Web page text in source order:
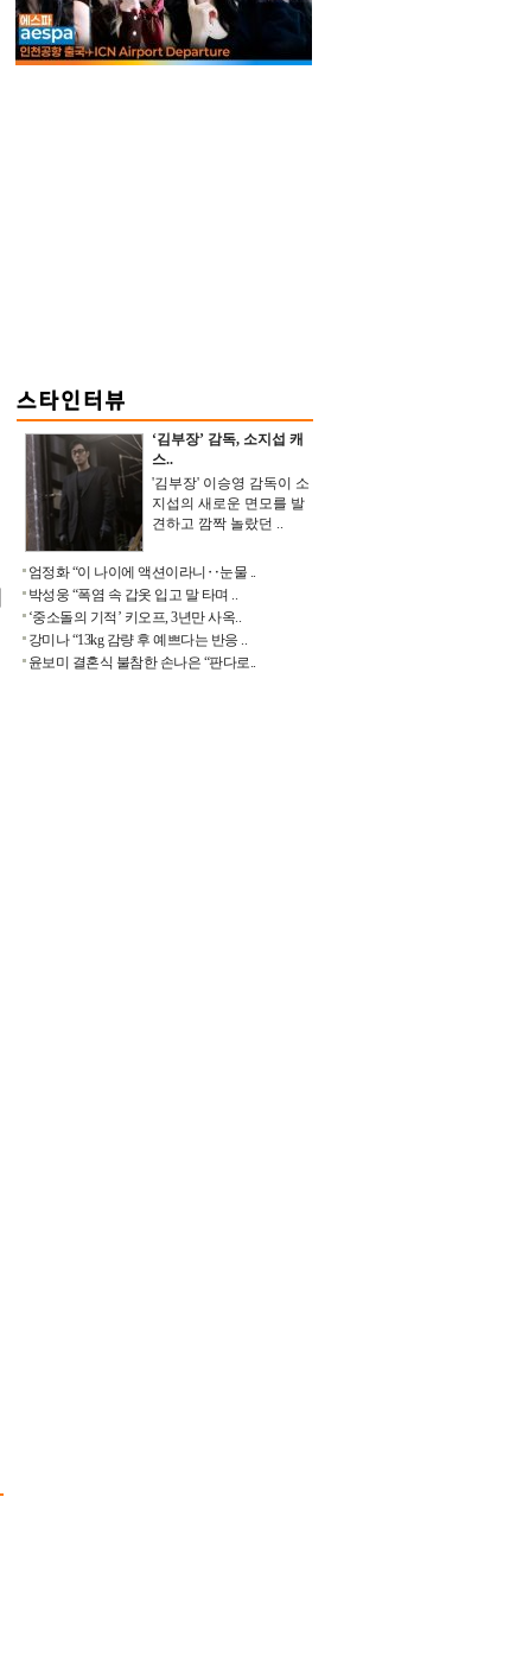
‘김부장’ 감독, 소지섭 캐
스..
'김부장' 이승영 감독이 소
지섭의 새로운 면모를 발
견하고 깜짝 놀랐던 ..
엄정화 “이 나이에 액션이라니‥눈물 ..
박성웅 “폭염 속 갑옷 입고 말 타며 ..
‘중소돌의 기적’ 키오프, 3년만 사옥..
강미나 “13kg 감량 후 예쁘다는 반응 ..
윤보미 결혼식 불참한 손나은 “판다로..